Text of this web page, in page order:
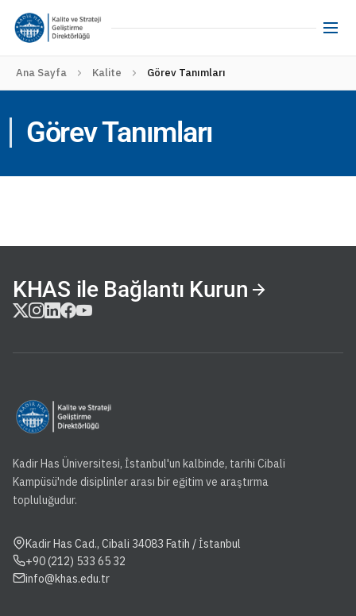
Ana Sayfa Kalite Görev Tanımları
Görev Tanımları
KHAS ile Bağlantı Kurun
Kadir Has Üniversitesi, İstanbul'un kalbinde, tarihi Cibali
Kampüsü'nde disiplinler arası bir eğitim ve araştırma
topluluğudur.
Kadir Has Cad., Cibali 34083 Fatih / İstanbul
+90 (212) 533 65 32
info@khas.edu.tr